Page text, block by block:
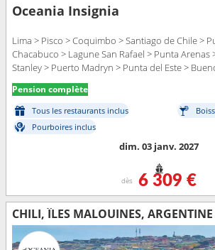
Oceania Insignia
Lima > Pisco > Coquimbo > Santiago de Chile >
Chacabuco > Lagune San Rafael > Punta Arenas
Stanley > Puerto Madryn > Punta del Este >
Pension complète
Tous les restaurants inclus
Pourboires inclus
dim. 03 janv. 2027
dès 6 309 €
CHILI, ÎLES MALOUINES, ARGENTINE